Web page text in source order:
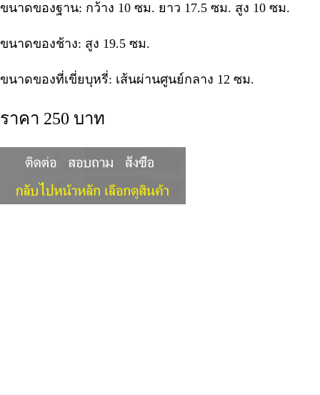
ขนาดของฐาน: กว้าง 10 ซม. ยาว 17.5 ซม. สูง 10 ซม.
ขนาดของช้าง: สูง 19.5 ซม.
ขนาดของที่เขี่ยบุหรี่: เส้นผ่านศูนย์กลาง 12 ซม.
ราคา 250 บาท